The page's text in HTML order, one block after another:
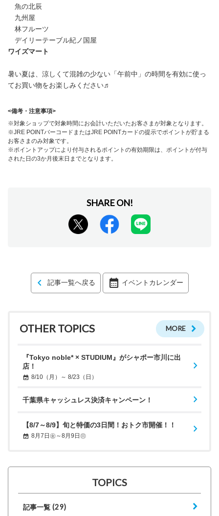
魚の北辰
九州屋
林フルーツ
デイリーテーブル紀ノ国屋
ワイズマート
暑い夏は、涼しくて混雑の少ない「午前中」の時間を有効に使っ
てお買い物をお楽しみください♬
<備考・注意事項>
※対象ショップで対象時間にお会計いただいたお客さまが対象となります。
※JRE POINTバーコードまたはJRE POINTカードの提示でポイントが貯まる
お客さまのみ対象です。
※ポイントアップにより付与されるポイントの有効期限は、ポイントが付与
された日の3か月後末日までとなります。
記事一覧へ戻る イベントカレンダー
OTHER TOPICS MORE
『Tokyo noble* × STUDIUM』がシャポー市川に出
店！
8/10（月）～ 8/23（日）
千葉県キャッシュレス決済キャンペーン！
【8/7～8/9】旬と特価の3日間！おトク市開催！！
8月7日㊎～8月9日㊐
TOPICS
記事一覧 (29)